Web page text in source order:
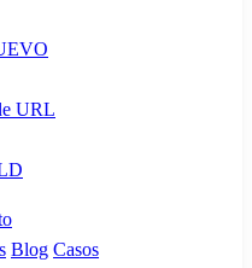
URL
Blog Casos